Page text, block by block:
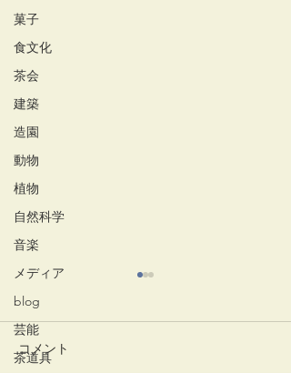
菓子
食文化
茶会
建築
造園
動物
植物
自然科学
音楽
メディア
blog
芸能
茶道具竹蒔絵溜棗
コメント